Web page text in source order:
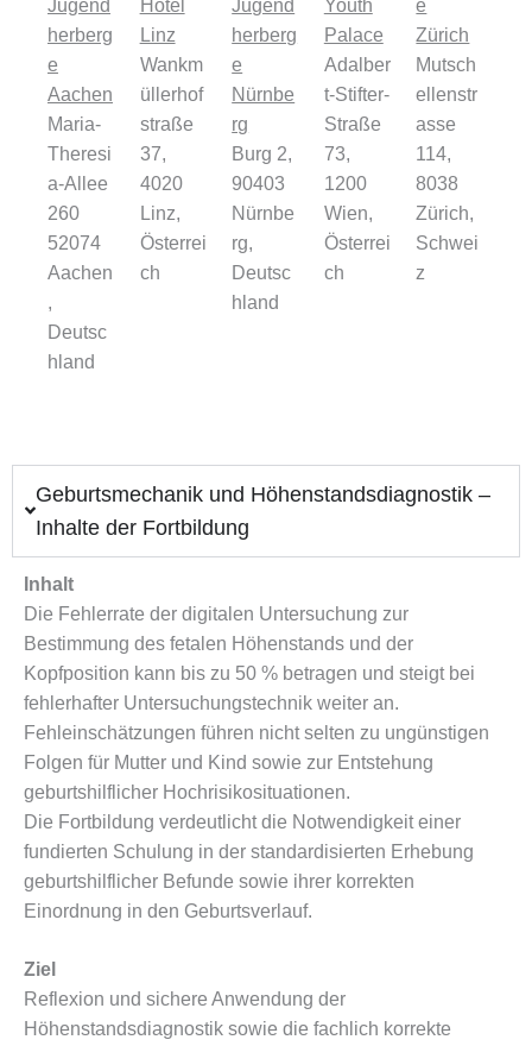
Jugend
herberg
e
Aachen
Maria-
Theresi
a-Allee
260
52074
Aachen
,
Deutsc
hland
Hotel
Linz
Wankm
üllerhof
straße
37,
4020
Linz,
Österrei
ch
Jugend
herberg
e
Nürnbe
rg
Burg 2,
90403
Nürnbe
rg,
Deutsc
hland
Youth
Palace
Adalber
t-Stifter-
Straße
73,
1200
Wien,
Österrei
ch
e
Zürich
Mutsch
ellenstr
asse
114,
8038
Zürich,
Schwei
z
Geburtsmechanik und Höhenstandsdiagnostik –
Inhalte der Fortbildung
Inhalt
Die Fehlerrate der digitalen Untersuchung zur
Bestimmung des fetalen Höhenstands und der
Kopfposition kann bis zu 50 % betragen und steigt bei
fehlerhafter Untersuchungstechnik weiter an.
Fehleinschätzungen führen nicht selten zu ungünstigen
Folgen für Mutter und Kind sowie zur Entstehung
geburtshilflicher Hochrisikosituationen.
Die Fortbildung verdeutlicht die Notwendigkeit einer
fundierten Schulung in der standardisierten Erhebung
geburtshilflicher Befunde sowie ihrer korrekten
Einordnung in den Geburtsverlauf.
Ziel
Reflexion und sichere Anwendung der
Höhenstandsdiagnostik sowie die fachlich korrekte